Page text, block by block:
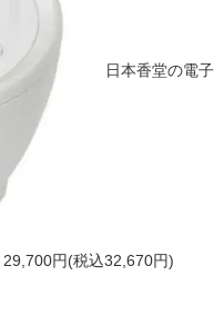
日本香堂の電子
29,700円(税込32,670円)